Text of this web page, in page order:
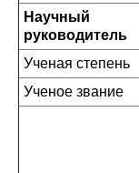
Научный
руководитель
Ученая степень
Ученое звание